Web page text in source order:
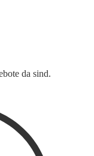
da sind.